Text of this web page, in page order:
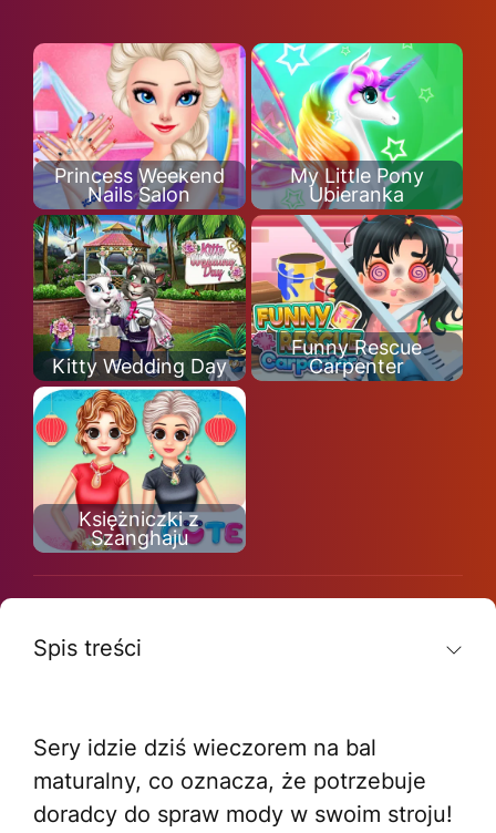
Princess Weekend
Nails Salon
My Little Pony
Ubieranka
Kitty Wedding Day
Funny Rescue
Carpenter
Księżniczki z
Szanghaju
Spis treści
Sery idzie dziś wieczorem na bal
maturalny, co oznacza, że potrzebuje
doradcy do spraw mody w swoim stroju!